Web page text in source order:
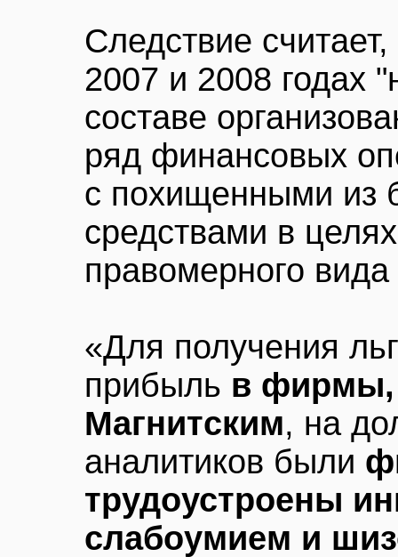
Следствие
2007 и 2008 годах
составе
ряд финансовых
с похищенными из
средствами в
правомерного
«Для получения
прибыль в фирмы,
Магнитским, на
аналитиков были
трудоустроены
слабоумием и